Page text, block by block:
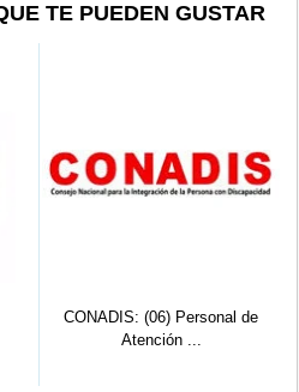
TE PUEDEN GUSTAR
CONADIS: (06) Personal de
Atención ...